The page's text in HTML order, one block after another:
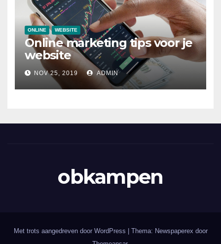
ONLINE WEBSITE
Online marketing tips voor je
website
NOV 25, 2019 ADMIN
obkampen
Met trots aangedreven door WordPress
Thema: Newspaperex door